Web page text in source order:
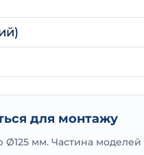
для монтажу
Ø125 мм. Частина